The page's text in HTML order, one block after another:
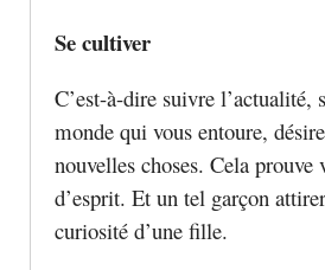
Se cultiver
C’est-à-dire suivre l’actualité,
monde qui vous entoure,
nouvelles choses. Cela prouve
d’esprit. Et un tel garçon
curiosité d’une fille.